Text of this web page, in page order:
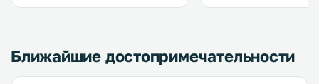
профессионализма
Ближайшие достопримечательности